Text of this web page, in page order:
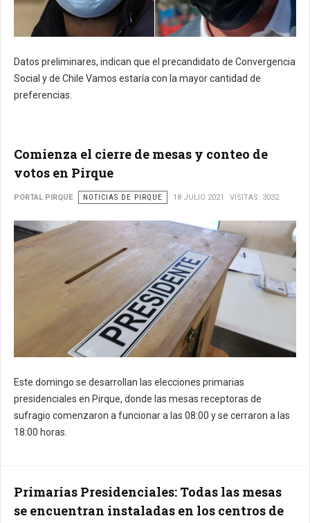
Datos preliminares, indican que el precandidato de Convergencia
Social y de Chile Vamos estaría con la mayor cantidad de
preferencias.
Comienza el cierre de mesas y conteo de
votos en Pirque
PORTAL PIRQUE NOTICIAS DE PIRQUE 18 JULIO 2021 VISITAS: 3032
Este domingo se desarrollan las elecciones primarias
presidenciales en Pirque, donde las mesas receptoras de
sufragio comenzaron a funcionar a las 08:00 y se cerraron a las
18:00 horas.
Primarias Presidenciales: Todas las mesas
se encuentran instaladas en los centros de